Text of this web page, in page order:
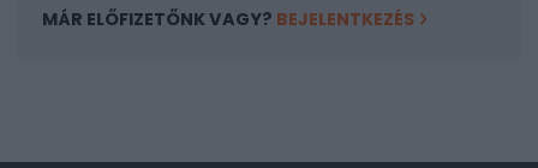
MÁR ELŐFIZETŐNK VAGY? BEJELENTKEZÉS